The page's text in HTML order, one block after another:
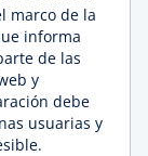
marco de la
informa
de las
y
debe
usuarias y